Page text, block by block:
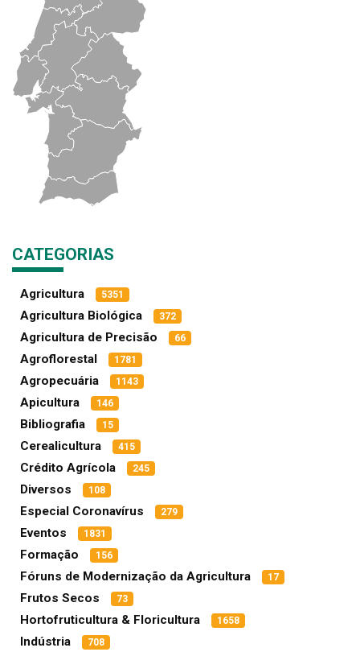
CATEGORIAS
Agricultura 5351
Agricultura Biológica 372
Agricultura de Precisão 66
Agroflorestal 1781
Agropecuária 1143
Apicultura 146
Bibliografia 15
Cerealicultura 415
Crédito Agrícola 245
Diversos 108
Especial Coronavírus 279
Eventos 1831
Formação 156
Fóruns de Modernização da Agricultura 17
Frutos Secos 73
Hortofruticultura & Floricultura 1658
Indústria 708